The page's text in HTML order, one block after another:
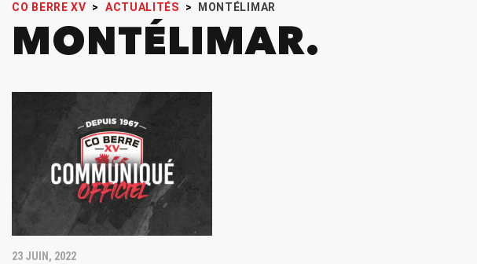
CO BERRE XV > ACTUALITÉS > MONTÉLIMAR
MONTÉLIMAR
23 JUIN, 2022